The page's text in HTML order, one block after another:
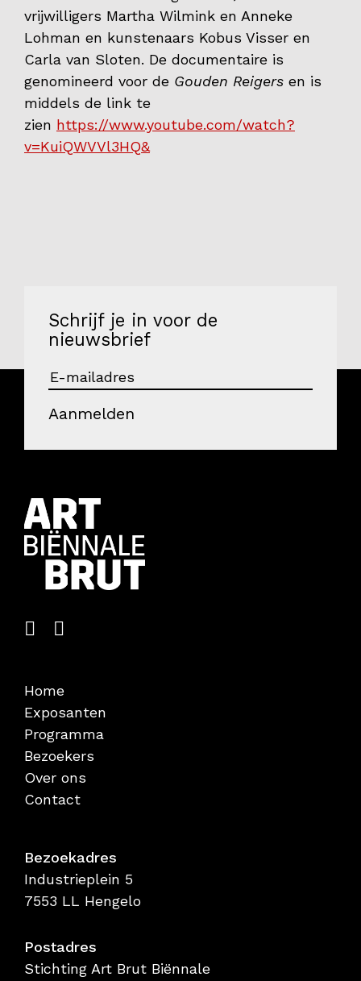
vrijwilligers Martha Wilmink en Anneke
Lohman en kunstenaars Kobus Visser en
Carla van Sloten. De documentaire is
genomineerd voor de Gouden Reigers en is
middels de link te
zien https://www.youtube.com/watch?
v=KuiQWVVl3HQ&
Schrijf je in voor de
nieuwsbrief
Aanmelden
Home
Exposanten
Programma
Bezoekers
Over ons
Contact
Bezoekadres
Industrieplein 5
7553 LL Hengelo
Postadres
Stichting Art Brut Biënnale